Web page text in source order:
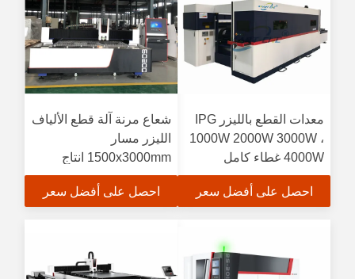
معدات القطع بالليزر IPG
1000W 2000W 3000W ،
4000W غطاء كامل
1500mm عرض 3000mm
طولاحصل على أفضل سعر
شعاع مرنة آلة قطع الألياف
الليزر مسار
1500x3000mm انتاج
الطاقة العالية
احصل على أفضل سعر